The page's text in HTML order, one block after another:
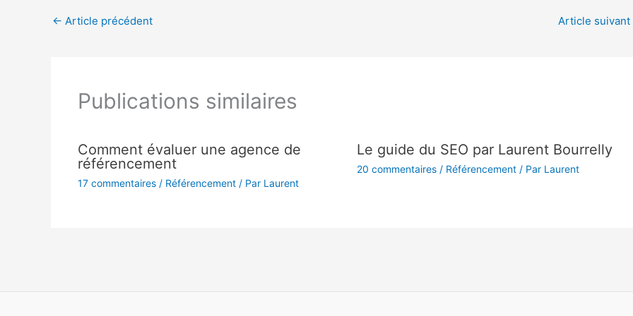
← Article précédent Article suivant
Publications similaires
Comment évaluer une agence de
référencement
17 commentaires / Référencement/ Par Laurent
Le guide du SEO par Laurent Bourrelly
20 commentaires / Référencement/ Par Laurent